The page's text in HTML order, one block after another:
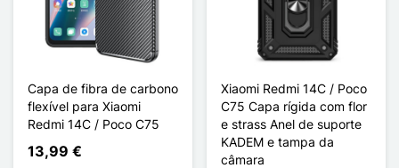
Capa de fibra de carbono
flexível para Xiaomi
Redmi 14C / Poco C75
13,99 €
Xiaomi Redmi 14C / Poco
C75 Capa rígida com flor
e strass Anel de suporte
KADEM e tampa da
câmara